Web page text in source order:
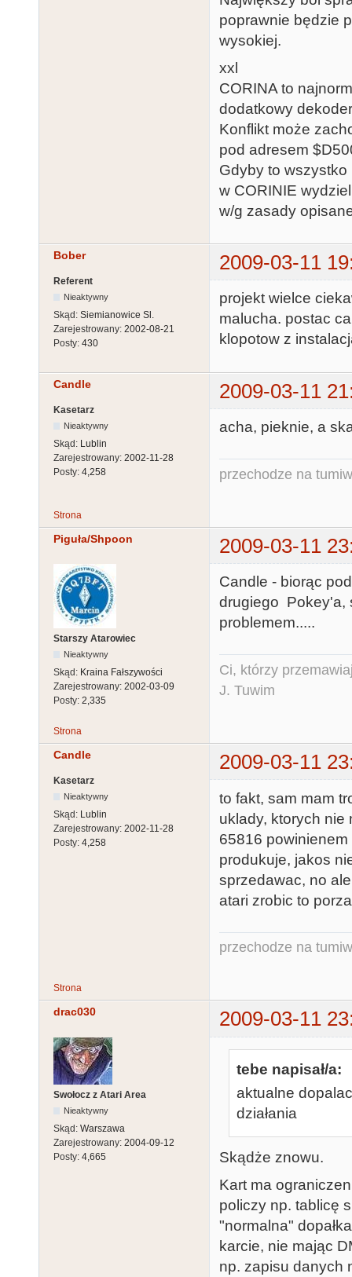
poprawnie będzie
wysokiej.
xxl
CORINA to
dodatkowy
Konflikt może
pod adresem
Gdyby to wszystko
w CORINIE
w/g zasady
Bober 2009-03-11
Referent
Nieaktywny
Skąd: Siemianowice Sl.
Zarejestrowany: 2002-08-21
Posty: 430
projekt wielce
malucha. postac
klopotow z
Candle 2009-03-11
Kasetarz
Nieaktywny
Skąd: Lublin
Zarejestrowany: 2002-11-28
Posty: 4,258
acha, pieknie, a
przechodze na
Strona
Piguła/Shpoon 2009-03-11
Starszy Atarowiec
Nieaktywny
Skąd: Kraina Fałszywości
Zarejestrowany: 2002-03-09
Posty: 2,335
Candle - biorąc
drugiego Pokey'a,
problemem.....
Ci, którzy
J. Tuwim
Strona
Candle 2009-03-11
Kasetarz
Nieaktywny
Skąd: Lublin
Zarejestrowany: 2002-11-28
Posty: 4,258
to fakt, sam mam
uklady, ktorych nie
65816
produkuje, jakos
sprzedawac, no
atari zrobic to
przechodze na
Strona
drac030 2009-03-11
Swołocz z Atari Area
Nieaktywny
Skąd: Warszawa
Zarejestrowany: 2004-09-12
Posty: 4,665
tebe napisał/a:
aktualne
działania
Skądże znowu.
Kart ma
policzy np. tablicę
"normalna"
karcie, nie mając
np. zapisu danych